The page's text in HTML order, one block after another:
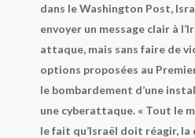
dans le Washington Post,
envoyer un message clair à
attaque, mais sans faire de
options proposées au
le bombardement d’une
une cyberattaque. « Tout le
le fait qu’Israël doit réagir,